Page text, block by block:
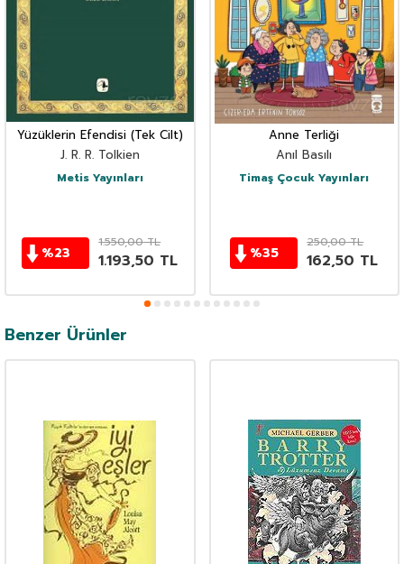
Yüzüklerin Efendisi (Tek Cilt)
J. R. R. Tolkien
Metis Yayınları
%23
1.550,00TL
1.193,50 TL
Anne Terliği
Anıl Basılı
Timaş Çocuk Yayınları
%35
250,00TL
162,50 TL
Benzer Ürünler